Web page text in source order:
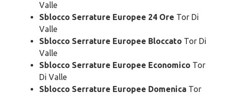
Valle
Sblocco Serrature Europee 24 Ore Tor Di
Valle
Sblocco Serrature Europee Bloccato Tor Di
Valle
Sblocco Serrature Europee Economico Tor
Di Valle
Sblocco Serrature Europee Domenica Tor